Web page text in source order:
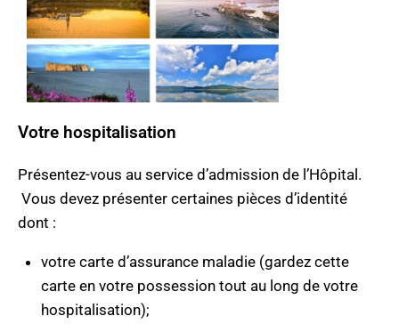
Votre hospitalisation
Présentez-vous au service d’admission de l’Hôpital.
Vous devez présenter certaines pièces d’identité
dont :
votre carte d’assurance maladie (gardez cette
carte en votre possession tout au long de votre
hospitalisation);